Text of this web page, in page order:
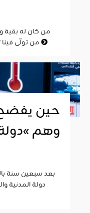
من تولّى
وهم
دولة المدنية